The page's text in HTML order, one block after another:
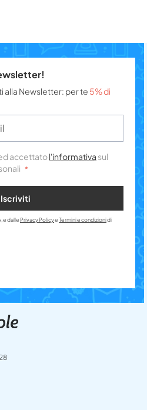
alla Newsletter: per te 5% di
accettatol'informativa sul
Iscriviti
e dalle Privacy PolicyeTermini e condizionidi